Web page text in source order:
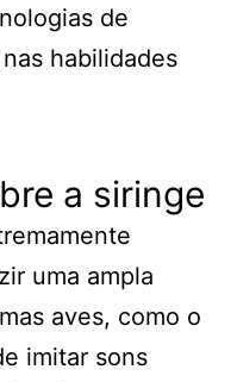
de
habilidades
a siringe
uma ampla
aves, como o
imitar sons